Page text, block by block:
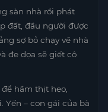
sàn nhà rồi phát
đất, đầu người được
sợ bỏ chạy về nhà
đe dọa sẽ giết cô
hầm thịt heo,
Yến – con gái của bà